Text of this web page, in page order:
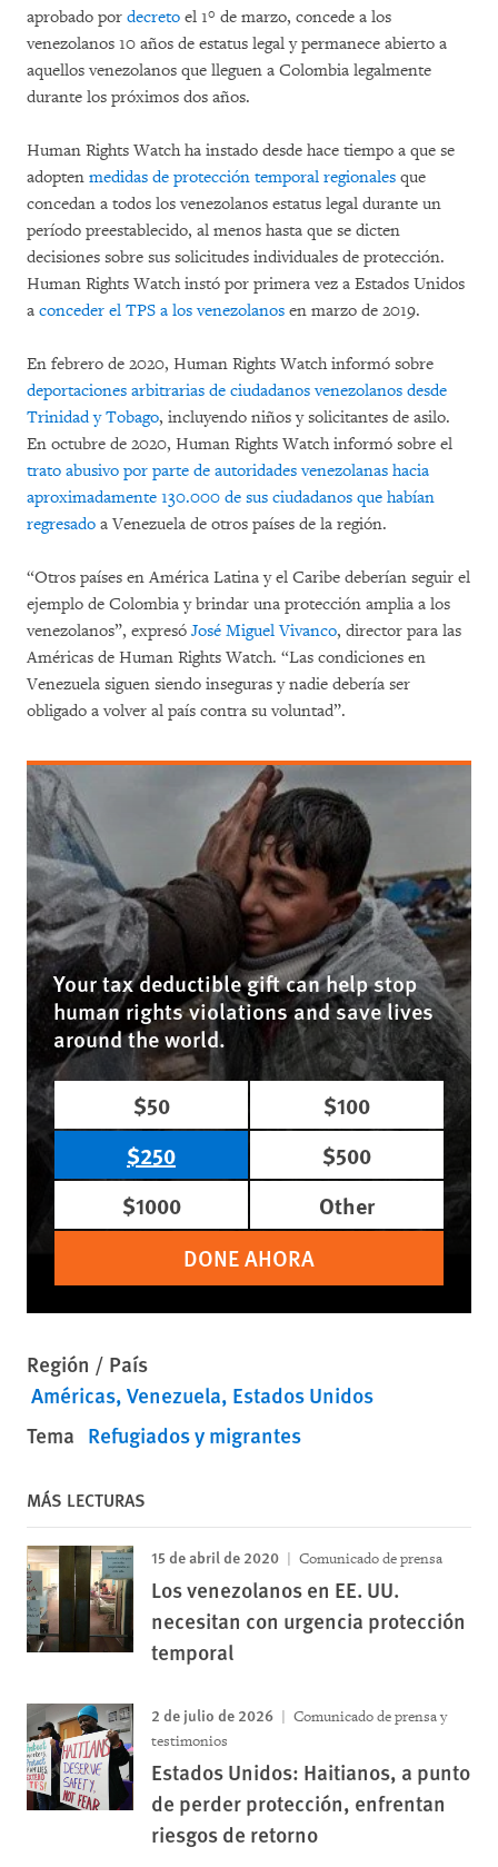
aprobado por decreto el 1° de marzo, concede a los
venezolanos 10 años de estatus legal y permanece abierto a
aquellos venezolanos que lleguen a Colombia legalmente
durante los próximos dos años.
Human Rights Watch ha instado desde hace tiempo a que se
adopten medidas de protección temporal regionales que
concedan a todos los venezolanos estatus legal durante un
período preestablecido, al menos hasta que se dicten
decisiones sobre sus solicitudes individuales de protección.
Human Rights Watch instó por primera vez a Estados Unidos
a conceder el TPS a los venezolanos en marzo de 2019.
En febrero de 2020, Human Rights Watch informó sobre
deportaciones arbitrarias de ciudadanos venezolanos desde
Trinidad y Tobago, incluyendo niños y solicitantes de asilo.
En octubre de 2020, Human Rights Watch informó sobre el
trato abusivo por parte de autoridades venezolanas hacia
aproximadamente 130.000 de sus ciudadanos que habían
regresado a Venezuela de otros países de la región.
“Otros países en América Latina y el Caribe deberían seguir el
ejemplo de Colombia y brindar una protección amplia a los
venezolanos”, expresó José Miguel Vivanco, director para las
Américas de Human Rights Watch. “Las condiciones en
Venezuela siguen siendo inseguras y nadie debería ser
obligado a volver al país contra su voluntad”.
Your tax deductible gift can help stop
human rights violations and save lives
around the world.
$50
$100
$250
$500
$1000
Other
DONE AHORA
Región / País
Américas Venezuela Estados Unidos
Tema Refugiados y migrantes
MÁS LECTURAS
15 de abril de 2020 Comunicado de prensa
Los venezolanos en EE. UU.
necesitan con urgencia protección
temporal
2 de julio de 2026
Comunicado de prensa y
testimonios
Estados Unidos: Haitianos, a punto
de perder protección, enfrentan
riesgos de retorno